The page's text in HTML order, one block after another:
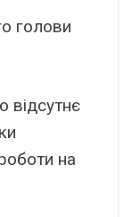
голови
відсутнє
на